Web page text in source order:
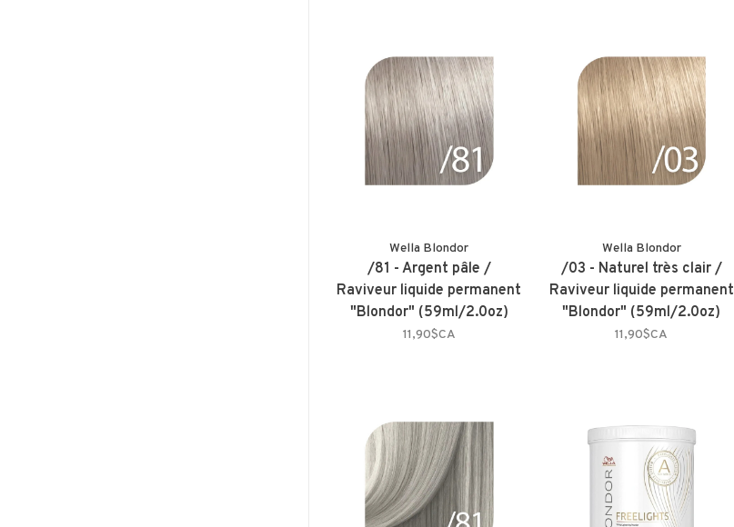
Wella Blondor
/81 - Argent pâle /
Raviveur liquide permanent
"Blondor" (59ml/2.0oz)
11,90$CA
Wella Blondor
/03 - Naturel très clair /
Raviveur liquide permanent
"Blondor" (59ml/2.0oz)
11,90$CA